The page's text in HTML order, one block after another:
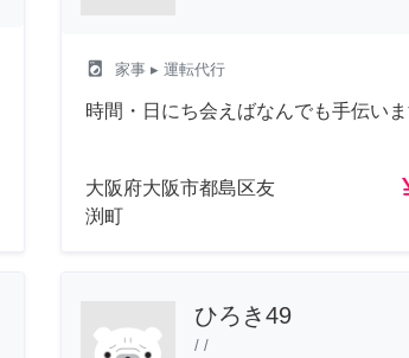
local_laundry_service 家事▸ 運転代行
時間・日にち会えばなんでも手伝いま
大阪府大阪市都島区友
渕町
ひろき49
/ /